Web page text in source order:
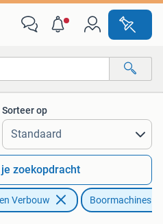
Sorteer op
zoekopdracht
Verbouw Boormachines